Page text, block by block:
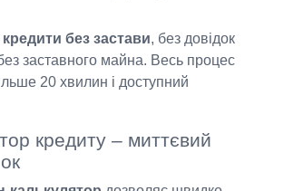
кредити без застави, без довідок
заставного майна. Весь процес
20 хвилин і доступний
кредиту – миттєвий